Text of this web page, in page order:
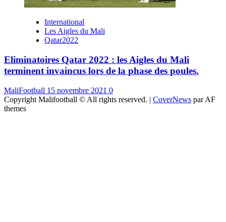
International
Les Aigles du Mali
Qatar2022
Eliminatoires Qatar 2022 : les Aigles du Mali
terminent invaincus lors de la phase des poules.
MaliFootball 15 novembre 2021 0
Copyright Malifootball © All rights reserved. | CoverNews par AF
themes